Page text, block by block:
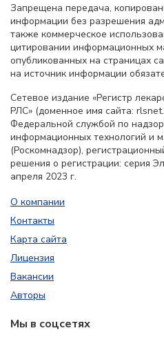
Запрещена передача,
информации без разрешения
также коммерческое
цитировании информационных
опубликованных на страницах
на источник информации
Сетевое издание «Регистр
РЛС» (доменное имя сайта:
Федеральной службой по
информационных технологий и
(Роскомнадзор),
решения о регистрации: серия
апреля 2023 г.
О компании
Контакты
Карта сайта
Лицензия
Вакансии
Авторы
Мы в соцсетях